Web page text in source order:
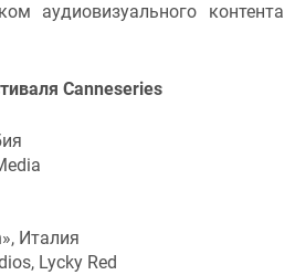
аудиовизуального контента
Canneseries
Италия
Lycky Red